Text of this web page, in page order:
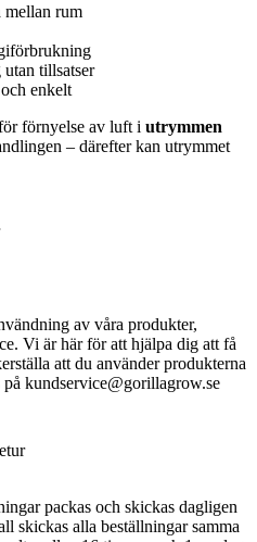
mellan rum
tillsatser
enkelt
förnyelse av luft i utrymmen
– därefter kan utrymmet
av våra produkter,
Vi är här för att hjälpa dig att få
att du använder produkterna
kundservice@gorillagrow.se
packas och skickas dagligen
skickas alla beställningar samma